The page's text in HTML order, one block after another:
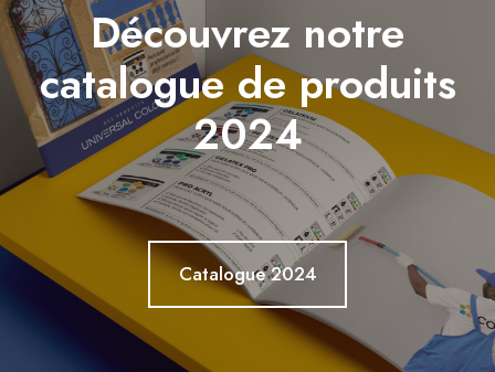
Découvrez notre
catalogue de produits
2024
Catalogue 2024